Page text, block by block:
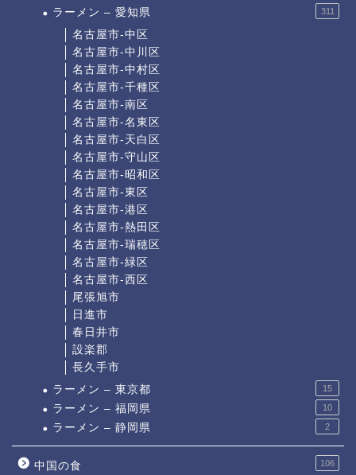
ラーメン – 愛知県 311
名古屋市-中区
名古屋市-中川区
名古屋市-中村区
名古屋市-千種区
名古屋市-南区
名古屋市-名東区
名古屋市-天白区
名古屋市-守山区
名古屋市-昭和区
名古屋市-東区
名古屋市-港区
名古屋市-熱田区
名古屋市-瑞穂区
名古屋市-緑区
名古屋市-西区
尾張旭市
日進市
春日井市
設楽郡
長久手市
ラーメン – 東京都
15
ラーメン – 福岡県 10
ラーメン – 静岡県 2
中国の食 106